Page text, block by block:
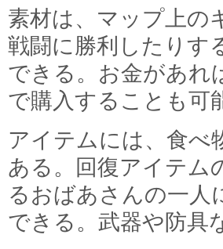
素材は、マップ上の
戦闘に勝利したりす
できる。お金があれ
で購入することも可
アイテムには、食べ
ある。回復アイテム
るおばあさんの一人
できる。武器や防具